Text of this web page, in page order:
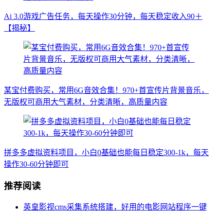
Ai 3.0游戏广告任务，每天操作30分钟，每天稳定收入90＋
【揭秘】
某宝付费购买，常用6G音效合集！970+首宣传片背景音乐，
无版权可商用大气素材，分类清晰，高质量内容
拼多多虚拟资料项目，小白0基础也能每日稳定300-1k，每天
操作30-60分钟即可
推荐阅读
英皇影视cms采集系统搭建，好用的电影网站程序一键